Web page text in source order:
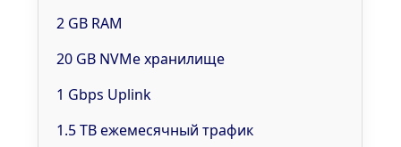
2 GB RAM
20 GB NVMe хранилище
1 Gbps Uplink
1.5 TB ежемесячный трафик